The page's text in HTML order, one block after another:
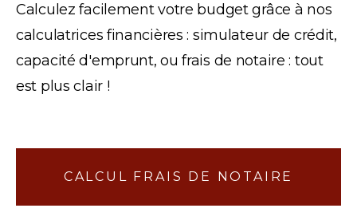
Calculez facilement votre budget grâce à nos
calculatrices financières : simulateur de crédit,
capacité d'emprunt, ou frais de notaire : tout
est plus clair !
CALCUL FRAIS DE NOTAIRE